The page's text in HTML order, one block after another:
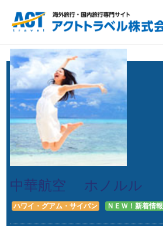
中華航空 ホノルル
ハワイ・グアム・サイパン ＮＥＷ！新着情報